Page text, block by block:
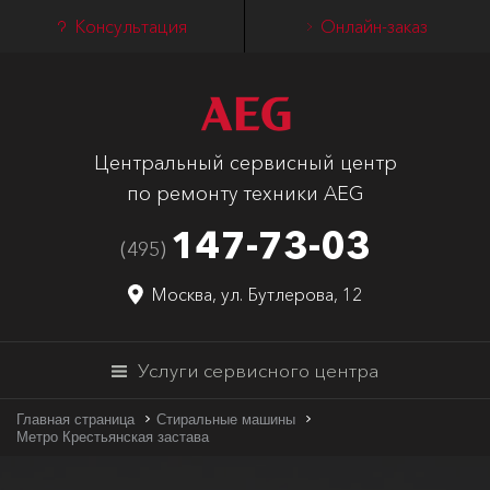
Консультация Онлайн-заказ
Центральный сервисный центр
по ремонту техники AEG
(495) 147-73-03
Москва, ул. Бутлерова, 12
Услуги сервисного центра
Главная страница
Стиральные машины
Метро Крестьянская застава